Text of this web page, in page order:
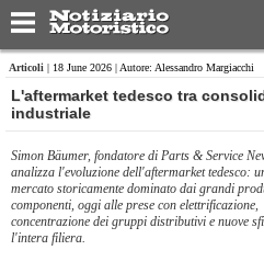
Articoli | 18 June 2026 | Autore: Alessandro Margiacchi
​L'aftermarket tedesco tra
industriale
Simon Bäumer, fondatore di Parts & Service
analizza l'evoluzione dell'aftermarket tedesco:
mercato storicamente dominato dai grandi
componenti, oggi alle prese con elettrificazione,
concentrazione dei gruppi distributivi e nuove
l'intera filiera.